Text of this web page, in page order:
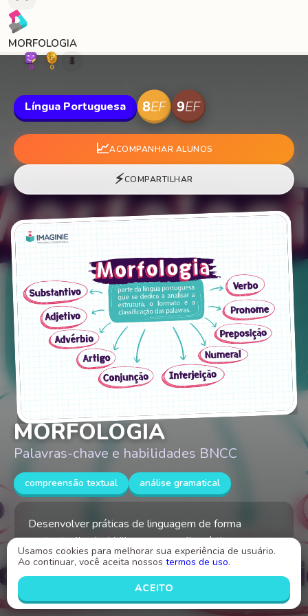
MORFOLOGIA
0 0 🐛
Língua Portuguesa
📈ACOMPANHAR ALUNOS
⚡COMPARTILHAR
MORFOLOGIA
Palavras-chave e habilidades BNCC
compreensão textual análise gramatical
Desenvolver práticas de linguagem de forma
contextualizada. Utilizar recursos linguísticos para
ampliar a comunicação. Analisar produções textuais
considerando aspectos gramaticais e estilísticos.
Usamos cookies para melhorar sua experiência de usuário.
Ao continuar, você aceita nossos termos de uso.
ACEITO